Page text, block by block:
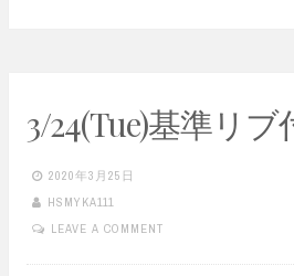
3/24(Tue)基準リ
2020年3月25日
HSMYKA111
LEAVE A COMMENT